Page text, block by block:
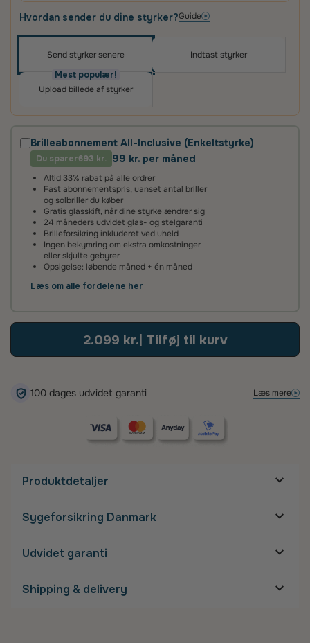
Hvordan sender du dine styrker?Guide
Send styrker senere
Mest populær!
Indtast styrker
Upload billede af styrker
Brilleabonnement All-Inclusive (Enkeltstyrke)
Du sparer693 kr. 99 kr. per måned
Altid 33% rabat på alle ordrer
Fast abonnementspris, uanset antal briller
og solbriller du køber
Gratis glasskift, når dine styrke ændrer sig
24 måneders udvidet glas- og stelgaranti
Brilleforsikring inkluderet ved uheld
Ingen bekymring om ekstra omkostninger
eller skjulte gebyrer
Opsigelse: løbende måned + én måned
Læs om alle fordelene her
2.099 kr. | Tilføj til kurv
100 dages udvidet garanti Læs mere
Produktdetaljer
Stelbredde:
Glasbredde:
Glashøjde:
Sygeforsikring Danmark
Udvidet garanti
100 dages tilfredshedsgaranti
Det kan tage lidt tid at vænne sig til nye brilleglas – især hvis
de har en ny styrke eller er flerstyrke med glidende
100 dage – så finder vi en løsning, der sikrer, at du bliver glad.
2 års fabriksgaranti
Vi giver 2 års garanti på alle vores brilleglas og stel. Det
betyder, at hvis glassene ikke lever op til vores høje
standarder, reparerer eller udskifter vi dem helt uden
beregning.
Oplev skræddersyede brilleglas i høj kvalitet – til
priser, du vil elske
Det vigtigste for os er, at du er tilfreds med dit køb.
Derfor får du altid100 dages tilfredshedsgarantiog
Shipping & delivery